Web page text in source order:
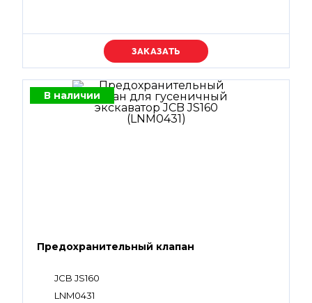
Уточняйте цену
В наличии
Предохранительный клапан
JCB JS160
LNM0431